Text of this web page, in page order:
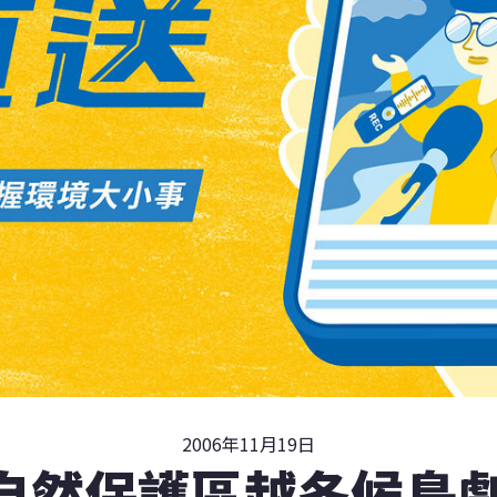
2006年11月19日